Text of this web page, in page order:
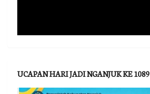
UCAPAN HARI JADI NGANJUK KE 1089